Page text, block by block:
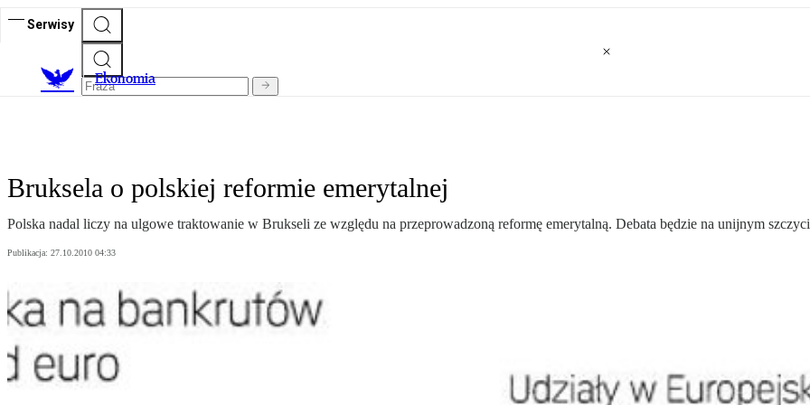
Serwisy
Ekonomia
Bruksela o polskiej reformie emerytalnej
Polska nadal liczy na ulgowe traktowanie w Brukseli ze względu na przeprowadzoną reformę emerytalną. Debata będzie na unijnym
Publikacja: 27.10.2010 04:33